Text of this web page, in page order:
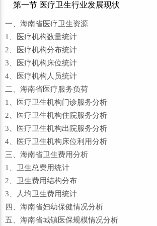
第一节 医疗卫生行业发展现状
一、海南省医疗卫生资源
1、医疗机构数量统计
2、医疗机构分布统计
3、医疗机构床位统计
4、医疗机构人员统计
二、海南省医疗服务负荷
1、医疗卫生机构门诊服务分析
2、医疗卫生机构住院服务分析
3、医疗卫生机构出院服务分析
4、医疗卫生机构床位利用分析
三、海南省卫生费用分析
1、卫生总费用统计
2、卫生费用结构分布
3、人均卫生费用统计
四、海南省妇幼保健情况分析
五、海南省城镇医保规模情况分析